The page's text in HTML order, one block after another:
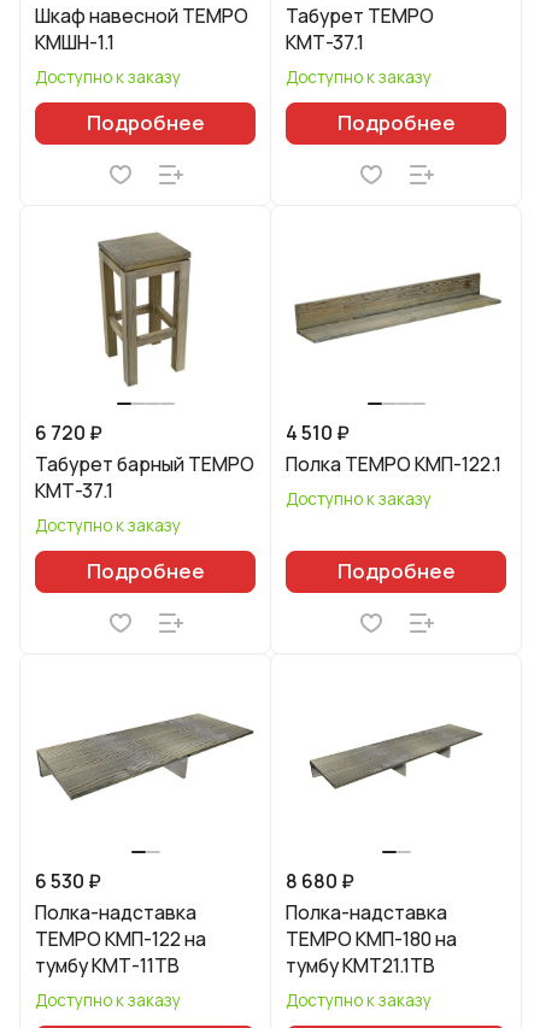
Шкаф навесной TEMPO
КМШН-1.1
Доступно к заказу
Подробнее
Табурет TEMPO
КМТ-37.1
Доступно к заказу
Подробнее
6 720 ₽
Табурет барный TEMPO
КМТ-37.1
Доступно к заказу
Подробнее
4 510 ₽
Полка TEMPO КМП-122.1
Доступно к заказу
Подробнее
6 530 ₽
Полка-надставка
TEMPO КМП-122 на
тумбу КМТ-11ТВ
Доступно к заказу
8 680 ₽
Полка-надставка
TEMPO КМП-180 на
тумбу КМТ21.1ТВ
Доступно к заказу